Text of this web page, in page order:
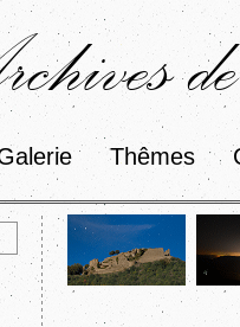
Thêmes